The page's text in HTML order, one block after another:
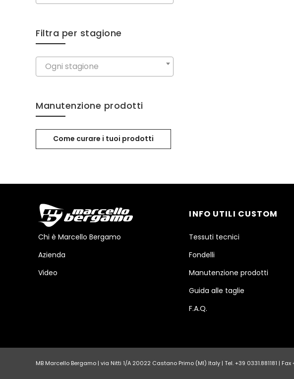
Filtra per stagione
Ogni stagione
Manutenzione prodotti
Come curare i tuoi prodotti
Chi è Marcello Bergamo
Azienda
Video
INFO UTILI CUSTOM
Tessuti tecnici
Fondelli
Manutenzione prodotti
Guida alle taglie
F.A.Q.
MB Marcello Bergamo | via Nitti 1/A 20022 Castano Primo (MI) Italy | Tel. +39 0331.881181 | Fax